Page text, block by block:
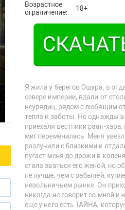
Возрастное
ограничение:
18+
Я жила у берегов Ошура, в
севере империи, вдали от
неурядиц, рядом с любящим
тепла и заботы. Но однажды
приехали вестники раан-
миг переменилась. Меня
разлучили с близкими и
пугает меня до дрожи в
стала зваться его женой, но
не лучше, чем с рабыней,
невольничьем рынке. Он
никогда не говорит со мной и
еще у него есть ТАЙНА,